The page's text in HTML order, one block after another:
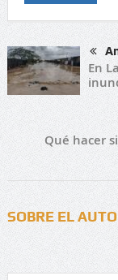
En
Qué hacer
SOBRE EL